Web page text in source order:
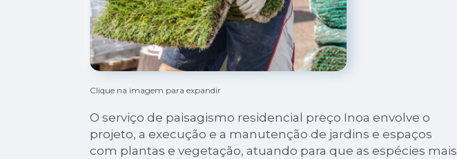
Clique na imagem para expandir
O serviço de paisagismo residencial preço Inoa envolve o
projeto, a execução e a manutenção de jardins e espaços
com plantas e vegetação, atuando para que as espécies mais